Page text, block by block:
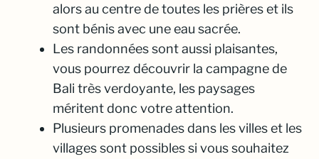
alors au centre de toutes les prières et ils
sont bénis avec une eau sacrée.
Les randonnées sont aussi plaisantes,
vous pourrez découvrir la campagne de
Bali très verdoyante, les paysages
méritent donc votre attention.
Plusieurs promenades dans les villes et les
villages sont possibles si vous souhaitez